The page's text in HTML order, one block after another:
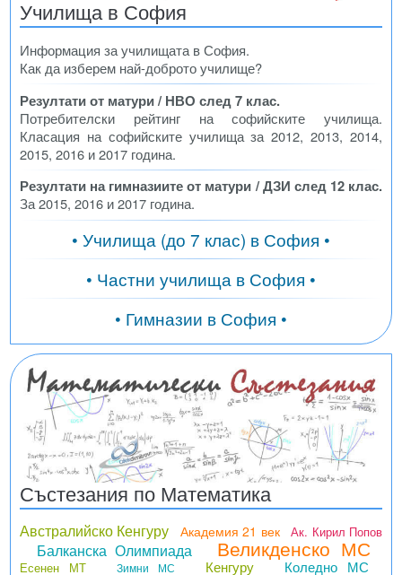
Училища в София
Информация за училищата в София.
Как да изберем най-доброто училище?
Резултати от матури / НВО след 7 клас.
Потребителски рейтинг на софийските училища.
Класация на софийските училища за 2012, 2013, 2014,
2015, 2016 и 2017 година.
Резултати на гимназиите от матури / ДЗИ след 12 клас.
За 2015, 2016 и 2017 година.
• Училища (до 7 клас) в София •
• Частни училища в София •
• Гимназии в София •
Състезания по Математика
Австралийско Кенгуру Академия 21 век Ак. Кирил Попов
Балканска Олимпиада Великденско МС
Есенен МТ Зимни МС Кенгуру Коледно МС